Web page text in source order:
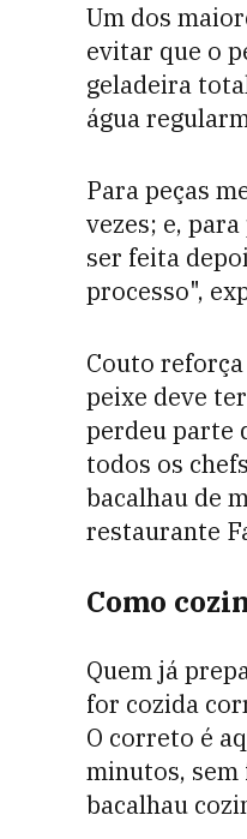
Um dos
evitar que o
geladeira
água
Para peças
vezes; e,
ser feita
processo",
Couto
peixe deve
perdeu parte
todos os
bacalhau de
restaurante
Como
Quem já
for cozida
O correto é
minutos, sem
bacalhau